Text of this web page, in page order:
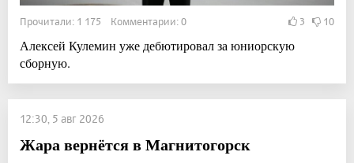
Прочитали: 1 175 Комментарии: 0 3 10
Алексей Кулемин уже дебютировал за юниорскую
сборную.
12:30, 5 авг 2026
Жара вернётся в Магнитогорск